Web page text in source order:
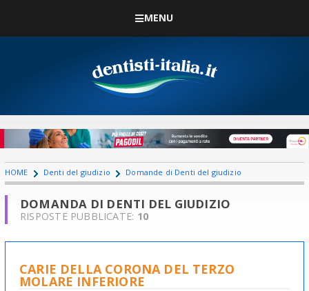
MENU
HOME Denti del giudizio Domande di Denti del giudizio
DOMANDA DI DENTI DEL GIUDIZIO
RISPOSTE PUBBLICATE: 10
CARIE DELLA CORONA DEL TERZO
MOLARE INFERIORE